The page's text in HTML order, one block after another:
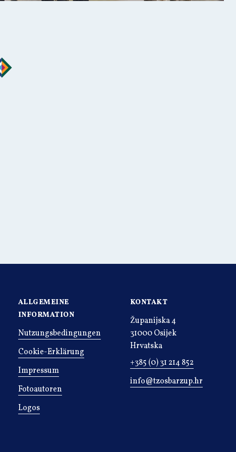
ALLGEMEINE
INFORMATION
Nutzungsbedingungen
Cookie-Erklärung
Impressum
Fotoautoren
Logos
KONTAKT
Županijska 4
31000 Osijek
Hrvatska
+385 (0) 31 214 852
info@tzosbarzup.hr